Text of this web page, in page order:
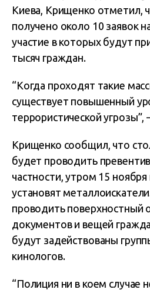
Киева, Крищенко отметил,
получено около 10 заявок
участие в которых будут
тысяч граждан.
“Когда проходят такие
существует повышенный
террористической угрозы”,
Крищенко сообщил, что
будет проводить
частности, утром 15
установят
проводить поверхностный
документов и вещей
будут задействованы
кинологов.
“Полиция ни в коем случае